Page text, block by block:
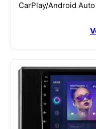
CarPlay/Android